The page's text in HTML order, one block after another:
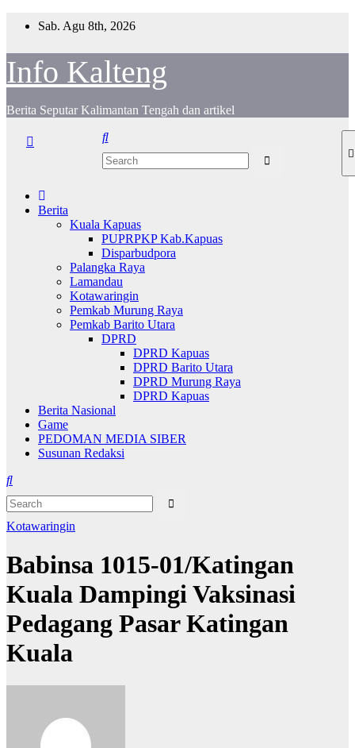
Sab. Agu 8th, 2026
Info Kalteng
Berita Seputar Kalimantan Tengah dan artikel
Berita
Kuala Kapuas
PUPRPKP Kab.Kapuas
Disparbudpora
Palangka Raya
Lamandau
Kotawaringin
Pemkab Murung Raya
Pemkab Barito Utara
DPRD
DPRD Kapuas
DPRD Barito Utara
DPRD Murung Raya
DPRD Kapuas
Berita Nasional
Game
PEDOMAN MEDIA SIBER
Susunan Redaksi
Kotawaringin
Babinsa 1015-01/Katingan
Kuala Dampingi Vaksinasi
Pedagang Pasar Katingan
Kuala